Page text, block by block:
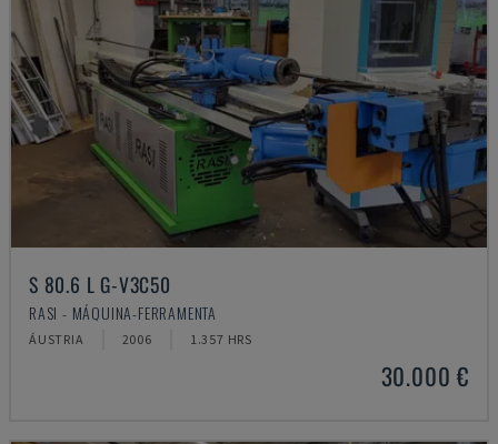
S 80.6 L G-V3C50
RASI - MÁQUINA-FERRAMENTA
ÁUSTRIA 2006 1.357 HRS
30.000 €